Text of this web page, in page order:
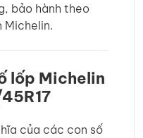
bảo hành theo
Michelin.
lốp Michelin
của các con số